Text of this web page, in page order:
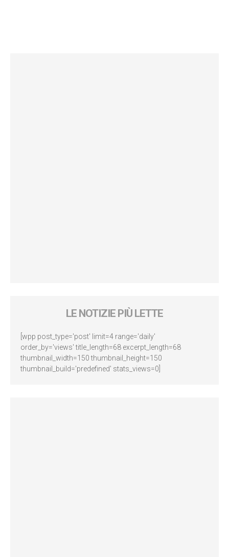
LE NOTIZIE PIÙ LETTE
[wpp post_type='post' limit=4 range='daily'
order_by='views' title_length=68 excerpt_length=68
thumbnail_width=150 thumbnail_height=150
thumbnail_build='predefined' stats_views=0]